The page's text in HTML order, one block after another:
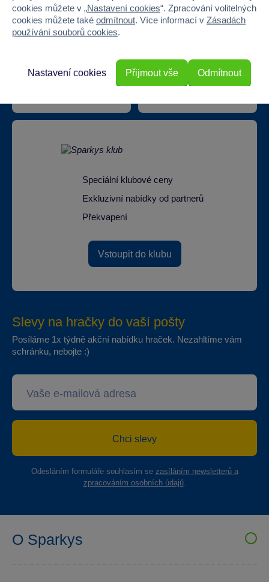
Doprava zdarma při
odběru na prodejnách
22 220 výdejních míst
Speciální klubové ceny
Exkluzivní nabídky od partnerů
Překvapení
Vstoupit do klubu
Slevy na hračky do vaší pošty
Posíláme 1x týdně akční nabídku hraček. Nezahltíme vám
schránku, nebojte :)
Chci slevy
Odesláním formuláře souhlasím se zasíláním newsletterů a
zpracováním osobních údajů.
O Sparkys
cookies můžete v „Nastavení cookies“. Zpracování volitelných
cookies můžete také odmítnout. Více informací v Zásadách
používání souborů cookies.
Odmítnout
Nastavení cookies Přijmout vše